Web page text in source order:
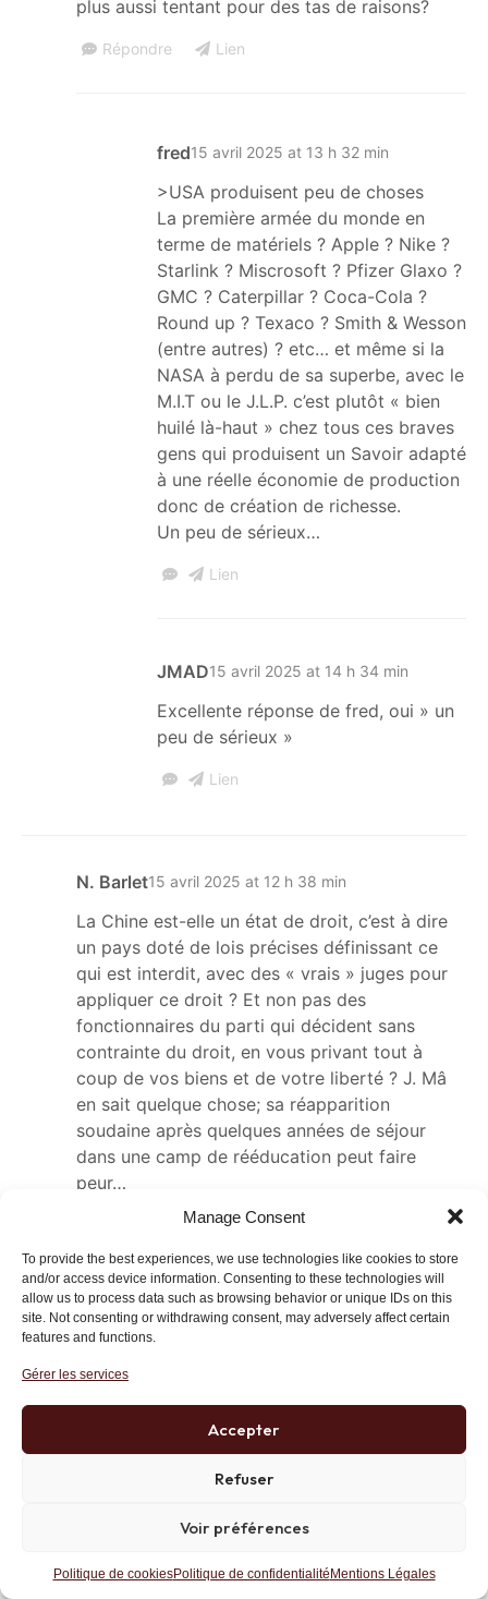
Manage Consent
To provide the best experiences, we use technologies like cookies to store
and/or access device information. Consenting to these technologies will
allow us to process data such as browsing behavior or unique IDs on this
site. Not consenting or withdrawing consent, may adversely affect certain
features and functions.
Gérer les services
Accepter
Refuser
Voir préférences
Politique de cookiesPolitique de confidentialité Mentions Légales
plus aussi tentant pour des tas de raisons?
Répondre Lien
fred15 avril 2025 at 13 h 32 min
>USA produisent peu de choses
La première armée du monde en
terme de matériels ? Apple ? Nike ?
Starlink ? Miscrosoft ? Pfizer Glaxo ?
GMC ? Caterpillar ? Coca-Cola ?
Round up ? Texaco ? Smith & Wesson
(entre autres) ? etc… et même si la
NASA à perdu de sa superbe, avec le
M.I.T ou le J.L.P. c’est plutôt « bien
huilé là-haut » chez tous ces braves
gens qui produisent un Savoir adapté
à une réelle économie de production
donc de création de richesse.
Un peu de sérieux…
Lien
JMAD15 avril 2025 at 14 h 34 min
Excellente réponse de fred, oui » un
peu de sérieux »
Lien
N. Barlet15 avril 2025 at 12 h 38 min
La Chine est-elle un état de droit, c’est à dire
un pays doté de lois précises définissant ce
qui est interdit, avec des « vrais » juges pour
appliquer ce droit ? Et non pas des
fonctionnaires du parti qui décident sans
contrainte du droit, en vous privant tout à
coup de vos biens et de votre liberté ? J. Mâ
en sait quelque chose; sa réapparition
soudaine après quelques années de séjour
dans une camp de rééducation peut faire
peur…
Les gens qui ont cru que la Russie post
mordent les doigts: même Shell a appris un
jour que ses parts dans une filiale locale
avaient disparu du registre de
actionnaires….Dans ce genre de pays, on ne
travaille que « au cul du camion » .. A cet
Lien
Patrice Pimoulle